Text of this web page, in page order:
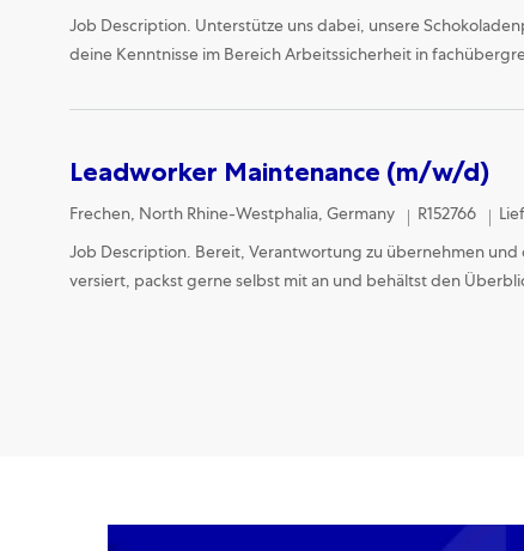
Job Description. Unterstütze uns dabei, unsere
deine Kenntnisse im Bereich Arbeitssicherheit in
Leadworker Maintenance (m/w/d)
Location
Frechen, North Rhine-Westphalia, Germany R152766
Job Description. Bereit, Verantwortung zu übernehmen
versiert, packst gerne selbst mit an und behältst den